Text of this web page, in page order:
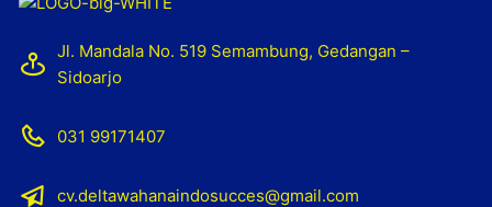
Jl. Mandala No. 519 Semambung, Gedangan –
Sidoarjo
031 99171407
cv.deltawahanaindosucces@gmail.com